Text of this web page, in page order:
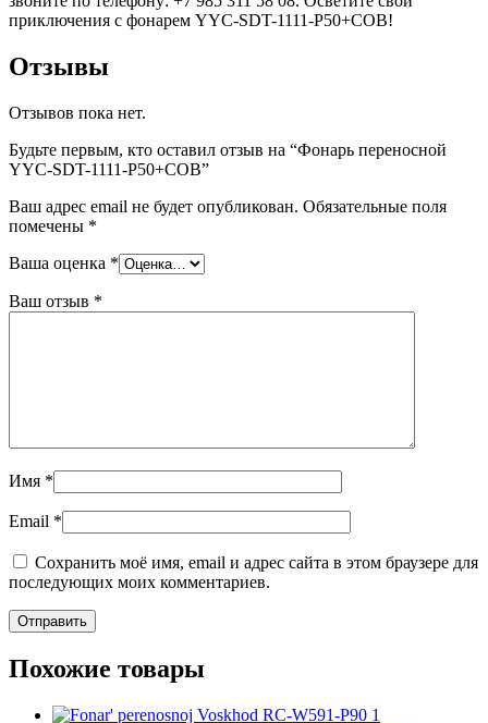
приключения с фонарем YYC-SDT-1111-P50+COB!
Отзывы
Отзывов пока нет.
Будьте первым, кто оставил отзыв на “Фонарь переносной
YYC-SDT-1111-P50+COB”
Ваш адрес email не будет опубликован. Обязательные поля
помечены *
Ваша оценка *
Ваш отзыв *
Имя *
Email *
Сохранить моё имя, email и адрес сайта в этом браузере для
последующих моих комментариев.
Похожие товары